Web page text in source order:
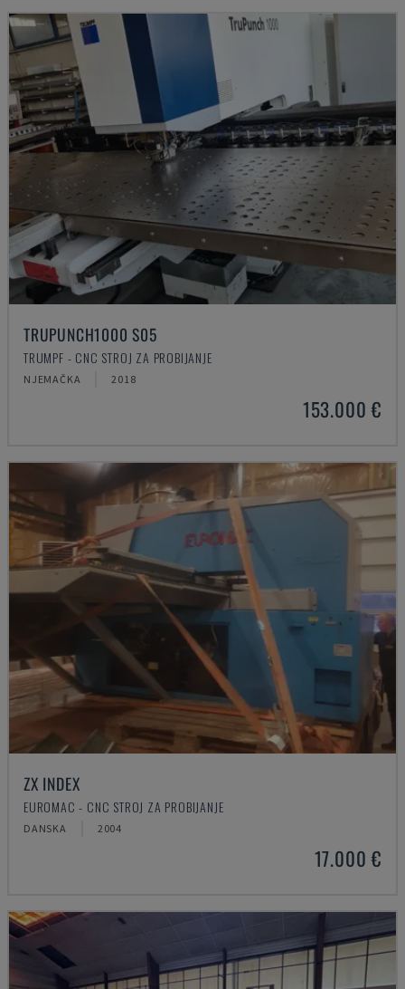
TRUPUNCH1000 S05
TRUMPF - CNC STROJ ZA PROBIJANJE
NJEMAČKA 2018
153.000 €
ZX INDEX
EUROMAC - CNC STROJ ZA PROBIJANJE
DANSKA 2004
17.000 €